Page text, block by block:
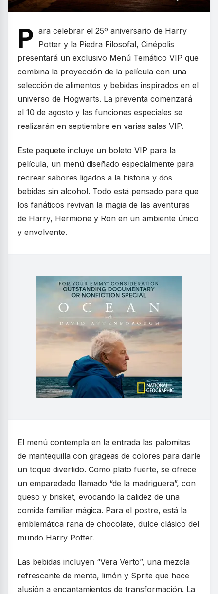
P ara celebrar el 25º aniversario de Harry
Potter y la Piedra Filosofal, Cinépolis
presentará un exclusivo Menú Temático VIP que
combina la proyección de la película con una
selección de alimentos y bebidas inspirados en el
universo de Hogwarts. La preventa comenzará
el 10 de agosto y las funciones especiales se
realizarán en septiembre en varias salas VIP.
Este paquete incluye un boleto VIP para la
película, un menú diseñado especialmente para
recrear sabores ligados a la historia y dos
bebidas sin alcohol. Todo está pensado para que
los fanáticos revivan la magia de las aventuras
de Harry, Hermione y Ron en un ambiente único
y envolvente.
El menú contempla en la entrada las palomitas
de mantequilla con grageas de colores para darle
un toque divertido. Como plato fuerte, se ofrece
un emparedado llamado “de la madriguera”, con
queso y brisket, evocando la calidez de una
comida familiar mágica. Para el postre, está la
emblemática rana de chocolate, dulce clásico del
mundo Harry Potter.
Las bebidas incluyen “Vera Verto”, una mezcla
refrescante de menta, limón y Sprite que hace
alusión a encantamientos de transformación. La